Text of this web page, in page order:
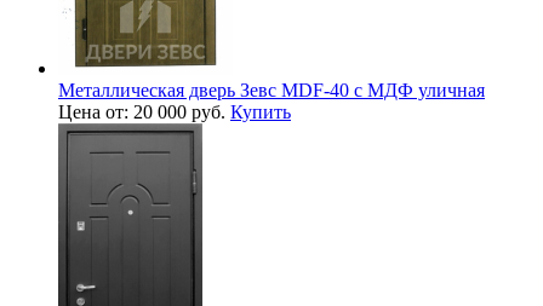
Металлическая дверь Зевс MDF-40 с МДФ уличная
Цена от: 20 000 руб. Купить